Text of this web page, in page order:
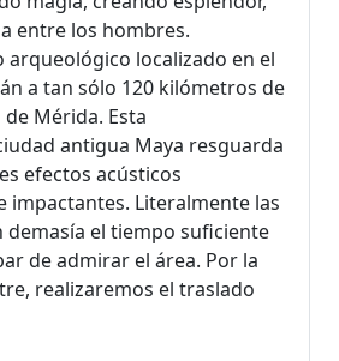
entre los hombres.
arqueológico localizado en el
a tan sólo 120 kilómetros de
Mérida. Esta
antigua Maya resguarda
efectos acústicos
impactantes. Literalmente las
demasía el tiempo suficiente
de admirar el área. Por la
realizaremos el traslado